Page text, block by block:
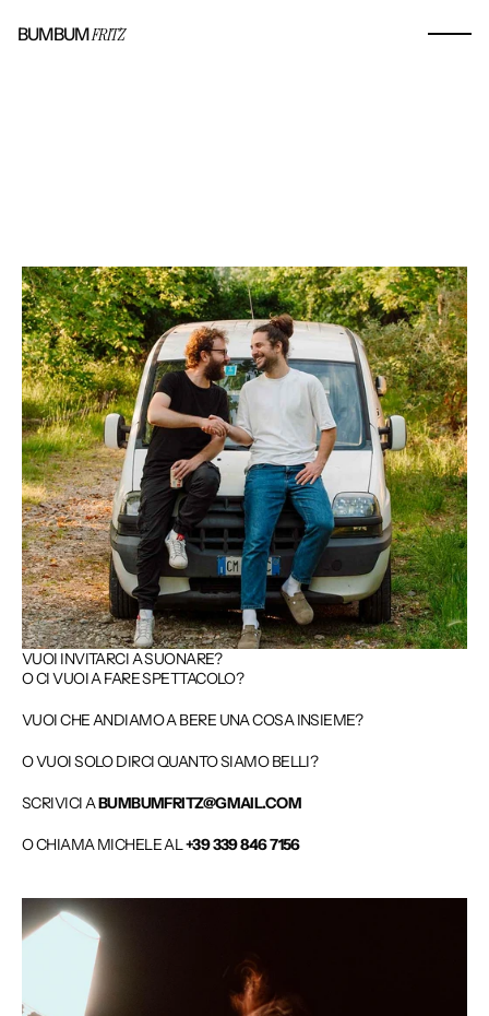
BUMBUMFRITZ
CONTATTACI
VUOI INVITARCI A SUONARE?
O CI VUOI A FARE SPETTACOLO?
VUOI CHE ANDIAMO A BERE UNA COSA INSIEME?
O VUOI SOLO DIRCI QUANTO SIAMO BELLI?
SCRIVICI ABUMBUMFRITZ@GMAIL.COM
O CHIAMA MICHELE AL+39 339 846 7156